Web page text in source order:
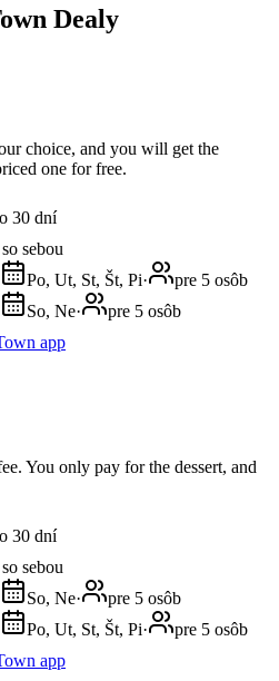
Dealy
choice, and you will get the
one for free.
30 dní
sebou
Po, Ut, St, Št, Pi·
pre 5 osôb
So, Ne·
pre 5 osôb
app
You only pay for the dessert, and
30 dní
sebou
So, Ne·
pre 5 osôb
Po, Ut, St, Št, Pi·
pre 5 osôb
app